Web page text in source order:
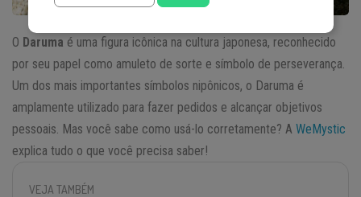
O Daruma é uma figura icônica na cultura japonesa, reconhecido
por seu papel como amuleto de sorte e símbolo de perseverança.
Um dos mais importantes símbolos nipônicos, o Daruma é
amplamente utilizado para fazer pedidos e alcançar objetivos
pessoais. Mas você sabe como usá-lo corretamente? A WeMystic
explica tudo o que você precisa saber!
VEJA TAMBÉM